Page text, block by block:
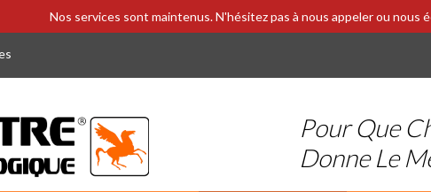
Nos services sont maintenus. N'hésitez pas à nous appeler ou nous
Pour Que
Donne Le